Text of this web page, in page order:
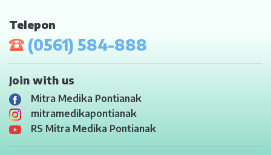
Telepon
(0561) 584-888
Join with us
Mitra Medika Pontianak
mitramedikapontianak
RS Mitra Medika Pontianak